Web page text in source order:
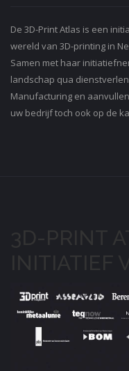
De 3D-Print Atlas is een
wereld van 3D-printing in
Samen met haar
landschap qua
Manufacturing en
uw bedrijf toch ook op de